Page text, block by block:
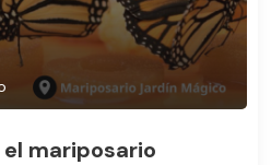
mariposario